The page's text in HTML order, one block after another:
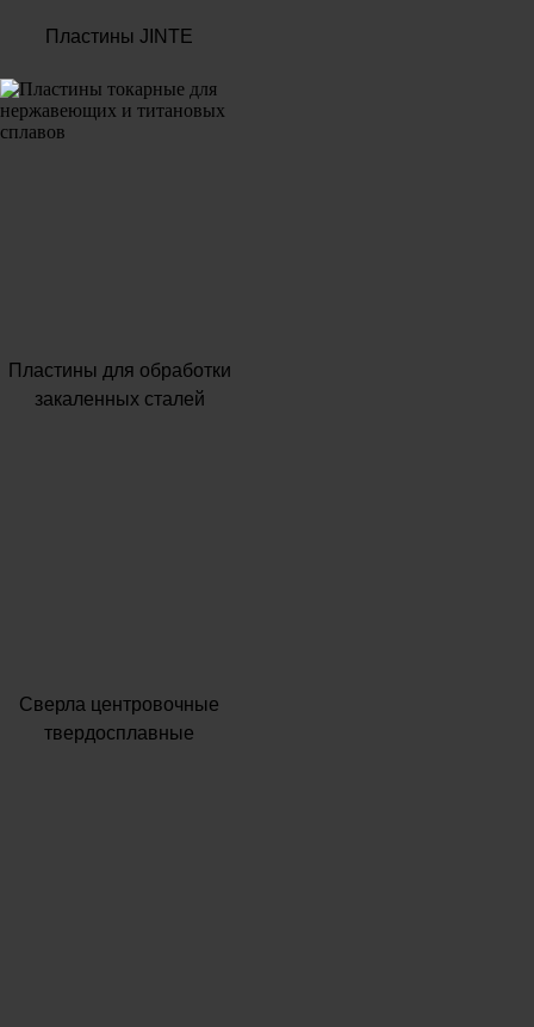
Пластины JINTE
Пластины для обработки
закаленных сталей
Сверла центровочные
твердосплавные